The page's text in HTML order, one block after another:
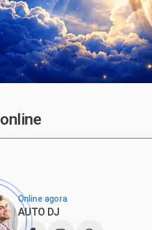
Online agora
AUTO DJ